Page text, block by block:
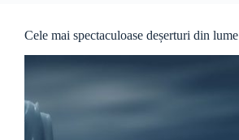
Cele mai spectaculoase deșerturi din lume